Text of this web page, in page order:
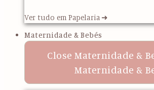
Ver tudo em Papelaria ➜
Maternidade & Bebés
Close Maternidade &
Maternidade &